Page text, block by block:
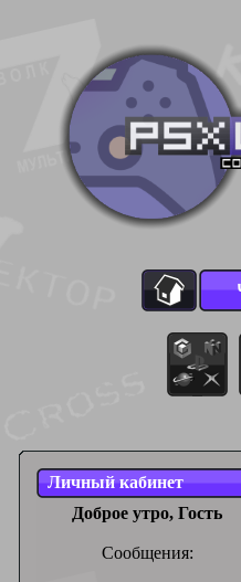
Личный кабинет
Доброе утро, Гость
Сообщения: